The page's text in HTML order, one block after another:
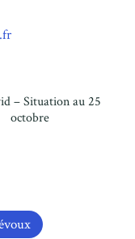
– Situation au 25
octobre